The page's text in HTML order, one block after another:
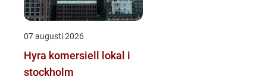
07 augusti 2026
Hyra komersiell lokal i
stockholm